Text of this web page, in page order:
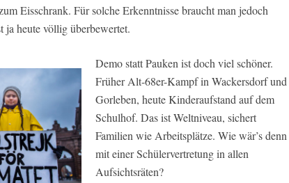
Eisschrank. Für solche Erkenntnisse braucht man jedoch
ja heute völlig überbewertet.
Demo statt Pauken ist doch viel schöner.
Früher Alt-68er-Kampf in Wackersdorf und
Gorleben, heute Kinderaufstand auf dem
Schulhof. Das ist Weltniveau, sichert
Familien wie Arbeitsplätze. Wie wär’s denn
mit einer Schülervertretung in allen
Aufsichtsräten?